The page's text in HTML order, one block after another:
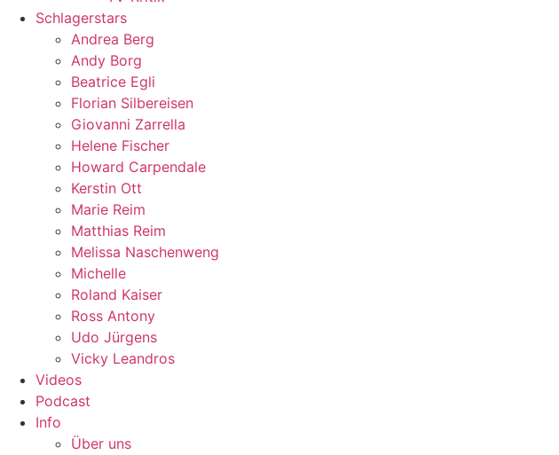
Schlagerstars
Andrea Berg
Andy Borg
Beatrice Egli
Florian Silbereisen
Giovanni Zarrella
Helene Fischer
Howard Carpendale
Kerstin Ott
Marie Reim
Matthias Reim
Melissa Naschenweng
Michelle
Roland Kaiser
Ross Antony
Udo Jürgens
Vicky Leandros
Videos
Podcast
Info
Über uns